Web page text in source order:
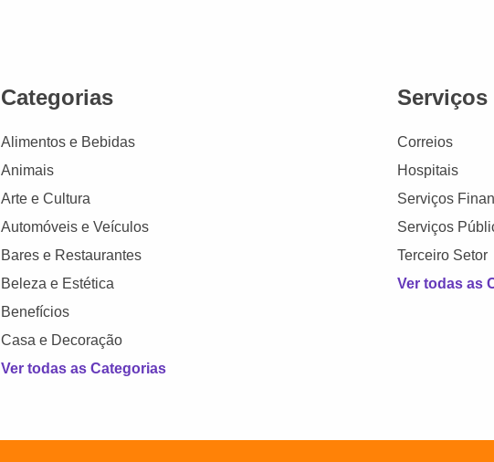
Categorias
Alimentos e Bebidas
Animais
Arte e Cultura
Automóveis e Veículos
Bares e Restaurantes
Beleza e Estética
Benefícios
Casa e Decoração
Ver todas as Categorias
Serviços
Correios
Hospitais
Serviços
Serviços
Terceiro Setor
Ver todas as